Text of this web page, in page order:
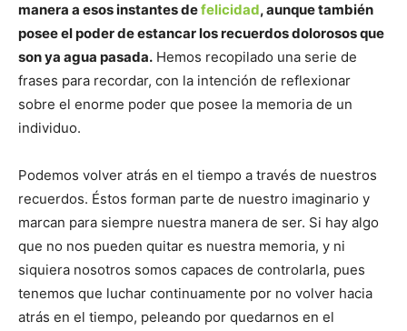
manera a esos instantes defelicidad, aunque también
posee el poder de estancar los recuerdos dolorosos que
son ya agua pasada. Hemos recopilado una serie de
frases para recordar, con la intención de reflexionar
sobre el enorme poder que posee la memoria de un
individuo.
Podemos volver atrás en el tiempo a través de nuestros
recuerdos. Éstos forman parte de nuestro imaginario y
marcan para siempre nuestra manera de ser. Si hay algo
que no nos pueden quitar es nuestra memoria, y ni
siquiera nosotros somos capaces de controlarla, pues
tenemos que luchar continuamente por no volver hacia
atrás en el tiempo, peleando por quedarnos en el